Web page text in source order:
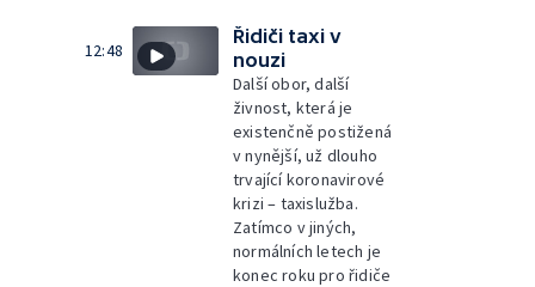
12:48
Řidiči taxi v
nouzi
Další obor, další
živnost, která je
existenčně postižená
v nynější, už dlouho
trvající koronavirové
krizi – taxislužba.
Zatímco v jiných,
normálních letech je
konec roku pro řidiče